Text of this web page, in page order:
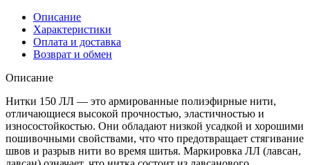
Описание
Характеристики
Оплата и доставка
Возврат и обмен
Описание
Нитки 150 ЛЛ — это армированные полиэфирные нити,
отличающиеся высокой прочностью, эластичностью и
износостойкостью. Они обладают низкой усадкой и хорошими
пошивочными свойствами, что что предотвращает стягивание
швов и разрыв нити во время шитья. Маркировка ЛЛ (лавсан,